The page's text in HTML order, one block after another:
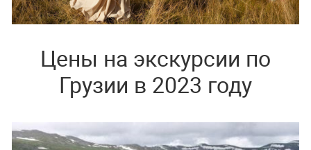
Цены на экскурсии по
Грузии в 2023 году